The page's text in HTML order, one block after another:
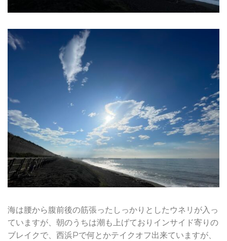
海は腰から腹前後の筋張ったしっかりとしたウネリが入っ
ていますが、朝のうちは潮も上げておりインサイド寄りの
ブレイクで、西浜Pで何とかテイクオフ出来ていますが、